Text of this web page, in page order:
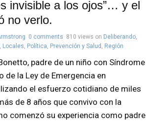
invisible a los ojos”… y el
no verlo.
0 comments 810 views on Deliberando,
, Locales, Política, Prevención y Salud , Región
padre de un niño con Síndrome
de la Ley de Emergencia en
el esfuerzo cotidiano de miles
de 8 años que convivo con la
comenzó su experiencia como padre